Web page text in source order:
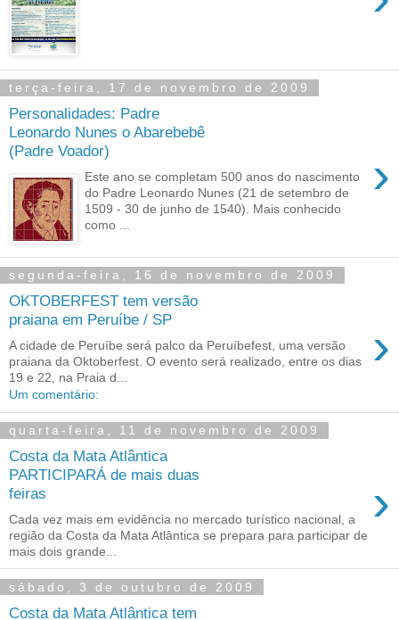
terça-feira, 17 de novembro de 2009
Personalidades: Padre
Leonardo Nunes o Abarebebê
(Padre Voador)
›
Este ano se completam 500 anos do nascimento
do Padre Leonardo Nunes (21 de setembro de
1509 - 30 de junho de 1540). Mais conhecido
como ...
segunda-feira, 16 de novembro de 2009
OKTOBERFEST tem versão
praiana em Peruíbe / SP
›
A cidade de Peruíbe será palco da Peruíbefest, uma versão
praiana da Oktoberfest. O evento será realizado, entre os dias
19 e 22, na Praia d...
Um comentário:
quarta-feira, 11 de novembro de 2009
Costa da Mata Atlântica
PARTICIPARÁ de mais duas
feiras
›
Cada vez mais em evidência no mercado turístico nacional, a
região da Costa da Mata Atlântica se prepara para participar de
mais dois grande...
sábado, 3 de outubro de 2009
Costa da Mata Atlântica tem